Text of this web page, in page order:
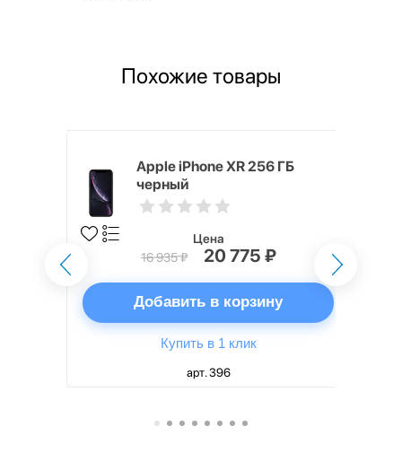
Похожие товары
Apple iPhone XR 256 ГБ
черный
Цена
16 935 ₽
20 775 ₽
Добавить в корзину
Купить в 1 клик
арт. 396